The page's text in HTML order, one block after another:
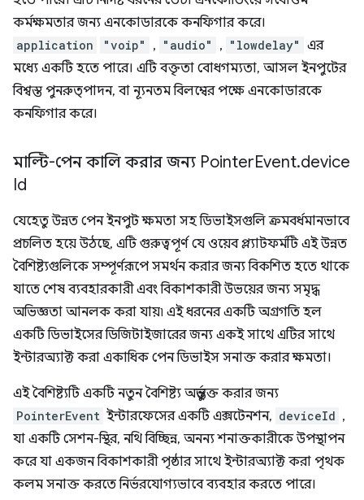
কর্মক্ষমতার জন্য এনকোডারকে কনফিগার করে।
application "voip" , "audio" , "lowdelay" এর
মধ্যে একটি হতে পারে। এটি বক্তৃতা বোধগম্যতা, আসল ইনপুটের
বিশ্বস্ত পুনরুত্পাদন, বা ন্যূনতম বিলম্বের পক্ষে এনকোডারকে
কনফিগার করে।
মাল্টি-পেন কালি করার জন্য PointerEvent.device
Id
যেহেতু উন্নত পেন ইনপুট ক্ষমতা সহ ডিভাইসগুলি ক্রমবর্ধমানভাবে
প্রচলিত হয়ে উঠছে, এটি গুরুত্বপূর্ণ যে ওয়েব প্ল্যাটফর্মটি এই উন্নত
বৈশিষ্ট্যগুলিকে সম্পূর্ণরূপে সমর্থন করার জন্য বিকশিত হতে থাকে
যাতে শেষ ব্যবহারকারী এবং বিকাশকারী উভয়ের জন্য সমৃদ্ধ
অভিজ্ঞতা আনলক করা যায়৷ এই ধরনের একটি অগ্রগতি হল
একটি ডিভাইসের ডিজিটাইজারের জন্য একই সাথে এটির সাথে
ইন্টারঅ্যাক্ট করা একাধিক পেন ডিভাইস সনাক্ত করার ক্ষমতা।
এই বৈশিষ্ট্যটি একটি নতুন বৈশিষ্ট্য অন্তর্ভুক্ত করার জন্য
PointerEvent ইন্টারফেসের একটি এক্সটেনশন, deviceId ,
যা একটি সেশন-স্থির, নথি বিচ্ছিন্ন, অনন্য শনাক্তকারীকে উপস্থাপন
করে যা একজন বিকাশকারী পৃষ্ঠার সাথে ইন্টারঅ্যাক্ট করা পৃথক
কলম সনাক্ত করতে নির্ভরযোগ্যভাবে ব্যবহার করতে পারে।